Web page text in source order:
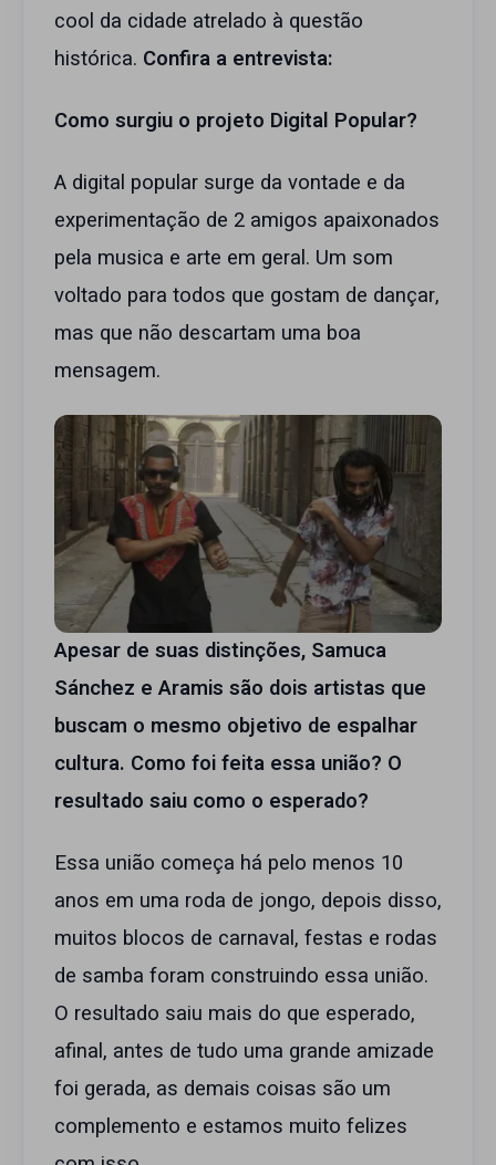
cool da cidade atrelado à questão
histórica. Confira a entrevista:
Como surgiu o projeto Digital Popular?
A digital popular surge da vontade e da
experimentação de 2 amigos apaixonados
pela musica e arte em geral. Um som
voltado para todos que gostam de dançar,
mas que não descartam uma boa
mensagem.
Apesar de suas distinções, Samuca
Sánchez e Aramis são dois artistas que
buscam o mesmo objetivo de espalhar
cultura. Como foi feita essa união? O
resultado saiu como o esperado?
Essa união começa há pelo menos 10
anos em uma roda de jongo, depois disso,
muitos blocos de carnaval, festas e rodas
de samba foram construindo essa união.
O resultado saiu mais do que esperado,
afinal, antes de tudo uma grande amizade
foi gerada, as demais coisas são um
complemento e estamos muito felizes